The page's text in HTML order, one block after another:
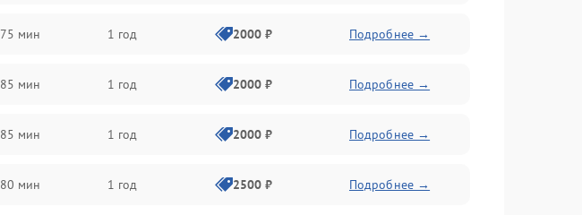
75 мин 1 год 2000 ₽ Подробнее →
85 мин 1 год 2000 ₽ Подробнее →
85 мин 1 год 2000 ₽ Подробнее →
80 мин 1 год 2500 ₽ Подробнее →